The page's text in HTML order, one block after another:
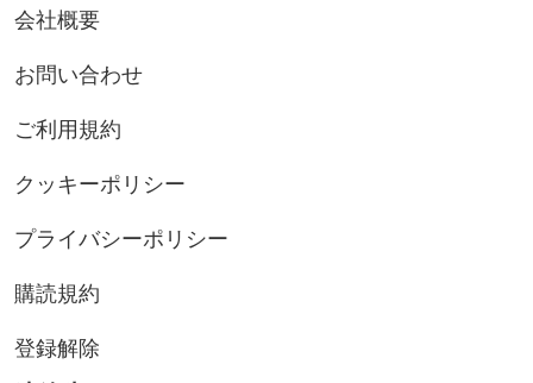
会社概要
お問い合わせ
ご利用規約
クッキーポリシー
プライバシーポリシー
購読規約
登録解除